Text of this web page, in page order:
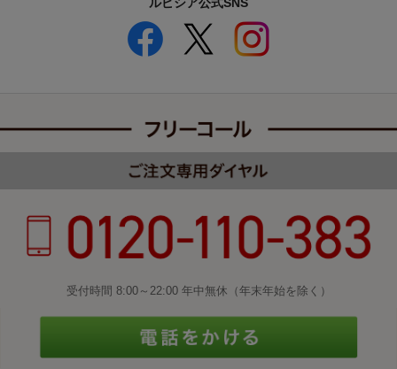
受付時間 8:00～22:00 年中無休（年末年始を除く）